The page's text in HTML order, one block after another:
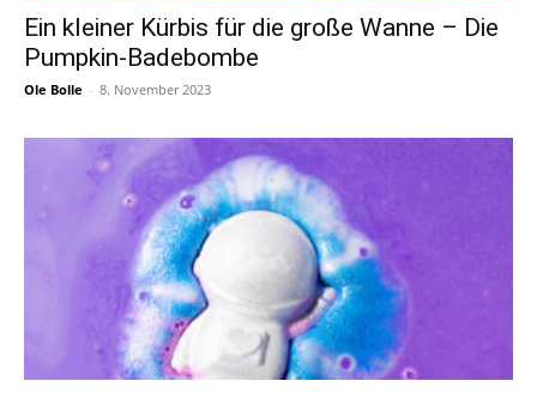
Ein kleiner Kürbis für die große Wanne – Die
Pumpkin-Badebombe
Ole Bolle - 8. November 2023